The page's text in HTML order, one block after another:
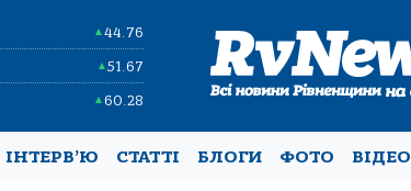
▲44.76
▲51.67
▲60.28
ІНТЕРВ’Ю СТАТТІ БЛОГИ ФОТО ВІДЕО